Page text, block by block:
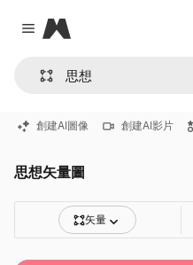
Close menu
Magnific
創建AI圖像 創建AI影片
思想矢量圖
矢量